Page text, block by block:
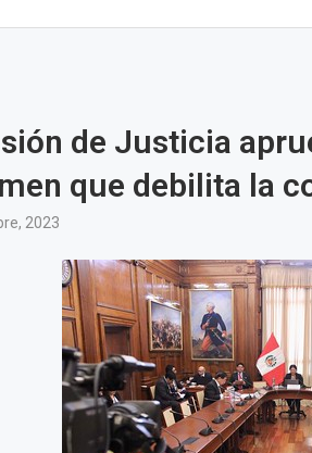
de Justicia
que debilita la
2023